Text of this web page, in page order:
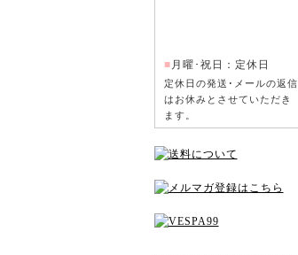
■ 月曜･祝日：定休日
定休日の発送･メールの返信
はお休みとさせていただき
ます。